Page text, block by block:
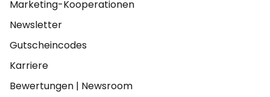
Marketing-Kooperationen
Newsletter
Gutscheincodes
Karriere
Bewertungen | Newsroom